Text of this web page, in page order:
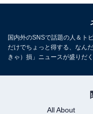
国内外のSNSで話題の人＆ト
だけでちょっと得する、なん
きゃ）損」ニュースが盛りだく
All About